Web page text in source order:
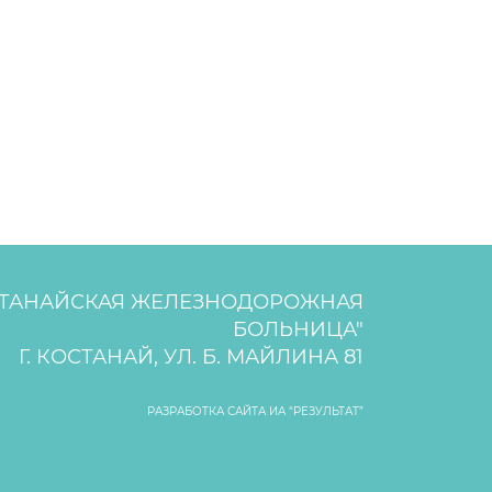
ЖЕЛЕЗНОДОРОЖНАЯ
БОЛЬНИЦА"
Г. КОСТАНАЙ, УЛ. Б. МАЙЛИНА 81
РАЗРАБОТКА САЙТА ИА “РЕЗУЛЬТАТ”